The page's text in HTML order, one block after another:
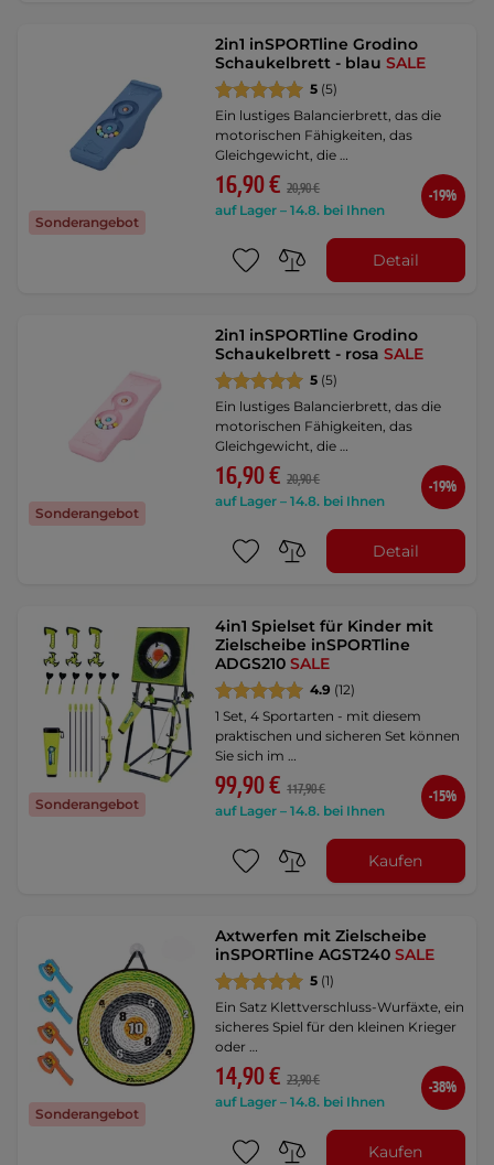
Sonderangebot
2in1 inSPORTline Grodino
Schaukelbrett - blauSALE
5 (5)
Ein lustiges Balancierbrett, das die
motorischen Fähigkeiten, das
Gleichgewicht, die …
16,90 € 20,90 €
auf Lager – 14.8. bei Ihnen
-19%
Detail
Sonderangebot
2in1 inSPORTline Grodino
Schaukelbrett - rosaSALE
5 (5)
Ein lustiges Balancierbrett, das die
motorischen Fähigkeiten, das
Gleichgewicht, die …
16,90 € 20,90 €
auf Lager – 14.8. bei Ihnen
-19%
Detail
Sonderangebot
4in1 Spielset für Kinder mit
Zielscheibe inSPORTline
ADGS210SALE
4.9 (12)
1 Set, 4 Sportarten - mit diesem
praktischen und sicheren Set können
Sie sich im …
99,90 € 117,90 €
auf Lager – 14.8. bei Ihnen
-15%
Kaufen
Sonderangebot
Axtwerfen mit Zielscheibe
inSPORTline AGST240SALE
5 (1)
Ein Satz Klettverschluss-Wurfäxte, ein
sicheres Spiel für den kleinen Krieger
oder …
14,90 € 23,90 €
auf Lager – 14.8. bei Ihnen
-38%
Kaufen